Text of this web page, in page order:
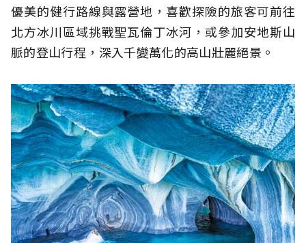
優美的健行路線與露營地，喜歡探險的旅客可前往
北方冰川區域挑戰聖瓦倫丁冰河，或參加安地斯山
脈的登山行程，深入千變萬化的高山壯麗絕景。